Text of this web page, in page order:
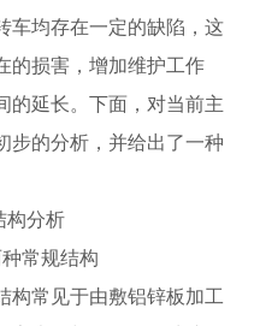
车均存在一定的缺陷，这
的损害，增加维护工作
的延长。下面，对当前主
步的分析，并给出了一种
分析
常规结构
常见于由敷铝锌板加工